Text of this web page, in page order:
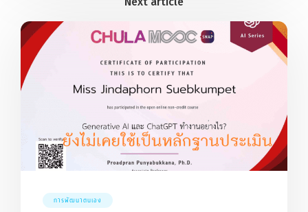
การพัฒนาตนเอง